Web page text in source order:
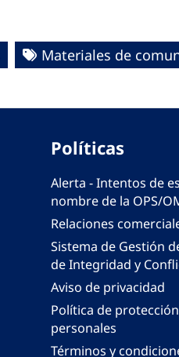
Materiales de
Políticas
Alerta - Intentos de
nombre de la OPS/
Relaciones
Sistema de Gestión
de Integridad y
Aviso de privacidad
Política de
personales
Términos y